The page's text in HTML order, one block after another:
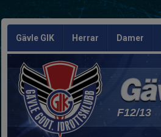
Gävle GIK Herrar Damer
F12/13